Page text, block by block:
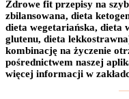
Zdrowe fit przepisy na
zbilansowana, dieta
dieta wegetariańska, dieta
glutenu, dieta
kombinację na życzenie
pośrednictwem naszej
więcej informacji w